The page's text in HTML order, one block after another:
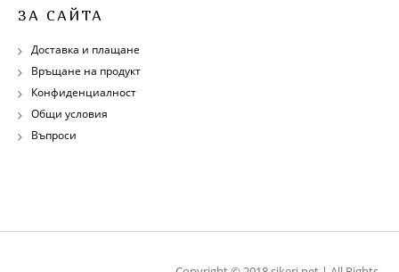
ЗА САЙТА
Доставка и плащане
Връщане на продукт
Конфиденциалност
Общи условия
Въпроси